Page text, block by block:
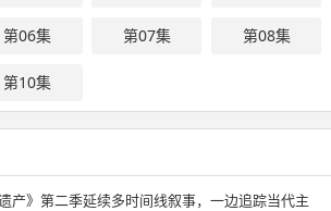
第06集 第07集 第08集
第10集
产》第二季延续多时间线叙事，一边追踪当代主